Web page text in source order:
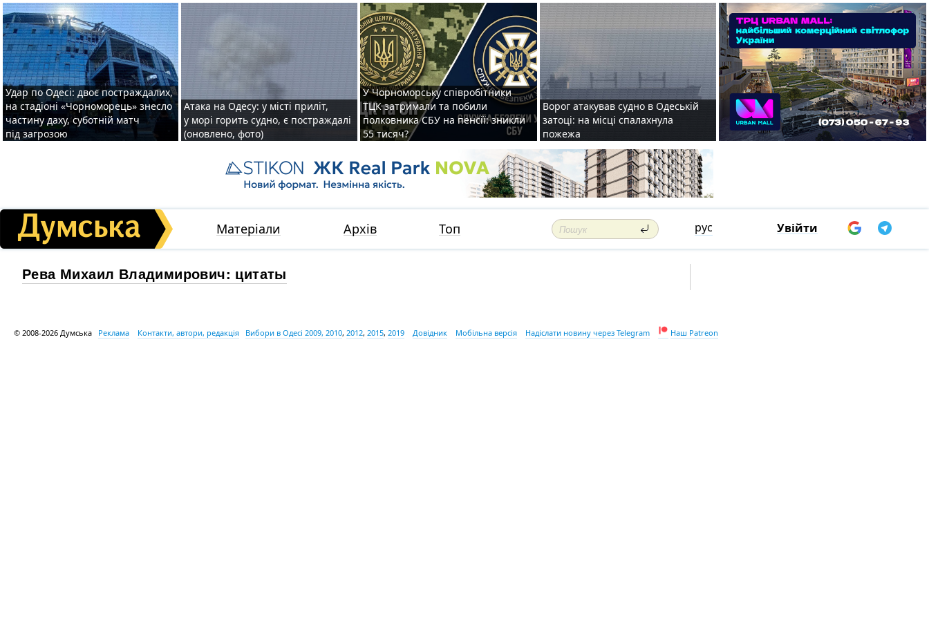
Удар по Одесі: двоє постраждалих,
на стадіоні «Чорноморець» знесло
частину даху, суботній матч
під загрозою
Атака на Одесу: у місті приліт,
у морі горить судно, є постраждалі
(оновлено, фото)
У Чорноморську співробітники
ТЦК затримали та побили
полковника СБУ на пенсії: зникли
55 тисяч?
Ворог атакував судно в Одеській
затоці: на місці спалахнула
пожежа
Матеріали Архів Топ рус Увійти
Рева Михаил Владимирович: цитаты
© 2008-2026 Думська Реклама Контакти, автори, редакція Вибори в Одесі 2009, 2010, 2012, 2015, 2019 Довідник Мобільна версія Надіслати новину через Telegram Наш Patreon